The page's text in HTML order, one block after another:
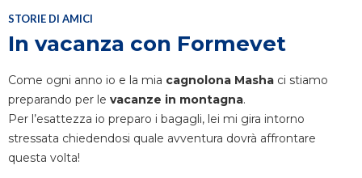
STORIE DI AMICI
In vacanza con Formevet
Come ogni anno io e la mia cagnolona Masha ci stiamo
preparando per le vacanze in montagna.
Per l’esattezza io preparo i bagagli, lei mi gira intorno
stressata chiedendosi quale avventura dovrà affrontare
questa volta!